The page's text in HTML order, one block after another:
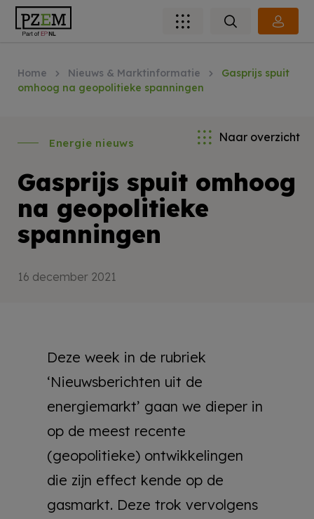
Home Nieuws & Marktinformatie
Gasprijs spuit
omhoog na geopolitieke spanningen
Naar overzicht
Energie nieuws
Gasprijs spuit omhoog
na geopolitieke
spanningen
16 december 2021
Deze week in de rubriek
‘Nieuwsberichten uit de
energiemarkt’ gaan we dieper in
op de meest recente
(geopolitieke) ontwikkelingen
die zijn effect kende op de
gasmarkt. Deze trok vervolgens